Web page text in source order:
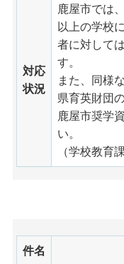
対応
状況
鹿屋市では
以上の学校
者に対して
す。
また、同様
県育英財団
鹿屋市奨学
い。
（学校教育課
件名